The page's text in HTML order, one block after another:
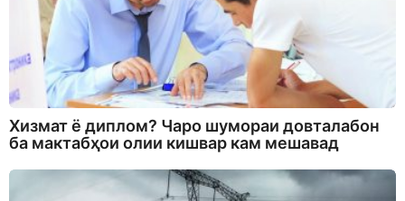
Хизмат ё диплом? Чаро шумораи довталабон
ба мактабҳои олии кишвар кам мешавад